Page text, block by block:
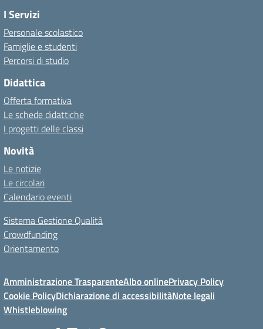
I Servizi
Personale scolastico
Famiglie e studenti
Percorsi di studio
Didattica
Offerta formativa
Le schede didattiche
I progetti delle classi
Novità
Le notizie
Le circolari
Calendario eventi
Sistema Gestione Qualità
Crowdfunding
Orientamento
Amministrazione TrasparenteAlbo onlinePrivacy Policy
Cookie PolicyDichiarazione di accessibilitàNote legali
Whistleblowing